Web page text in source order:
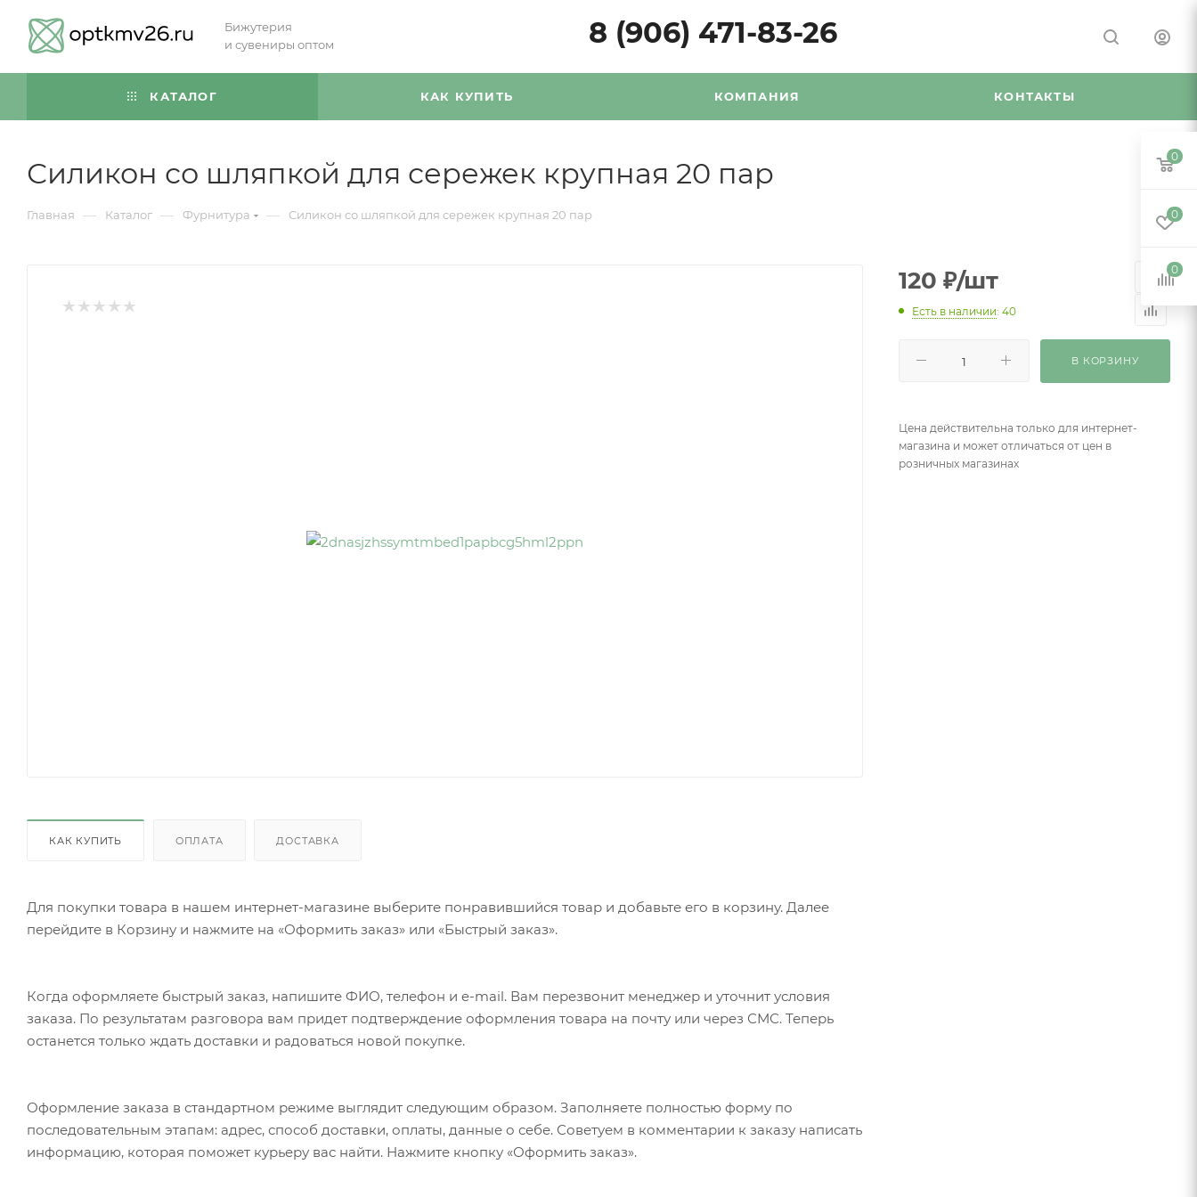
Бижутерия
и сувениры оптом
8 (906) 471-83-26
КАТАЛОГ КАК КУПИТЬ КОМПАНИЯ КОНТАКТЫ
Силикон со шляпкой для сережек крупная 20 пар
Главная — Каталог — Фурнитура — Силикон со шляпкой для сережек крупная 20 пар
КАК КУПИТЬ ОПЛАТА ДОСТАВКА
Для покупки товара в нашем интернет-магазине выберите понравившийся товар и добавьте его в корзину. Далее
перейдите в Корзину и нажмите на «Оформить заказ» или «Быстрый заказ».
Когда оформляете быстрый заказ, напишите ФИО, телефон и e-mail. Вам перезвонит менеджер и уточнит условия
заказа. По результатам разговора вам придет подтверждение оформления товара на почту или через СМС. Теперь
останется только ждать доставки и радоваться новой покупке.
Оформление заказа в стандартном режиме выглядит следующим образом. Заполняете полностью форму по
последовательным этапам: адрес, способ доставки, оплаты, данные о себе. Советуем в комментарии к заказу написать
информацию, которая поможет курьеру вас найти. Нажмите кнопку «Оформить заказ».
120 ₽/шт
Есть в наличии: 40
В КОРЗИНУ
Цена действительна только для интернет-
магазина и может отличаться от цен в
розничных магазинах
0
0
0